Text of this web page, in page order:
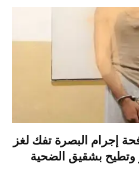
إجرام البصرة تفك لغز
وتطيح بشقيق الضحية